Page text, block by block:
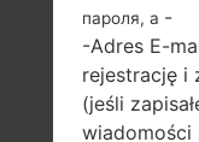
3.0 in
пароля, а -
-Adres E-
rejestrację i
(jeśli
wiadomości